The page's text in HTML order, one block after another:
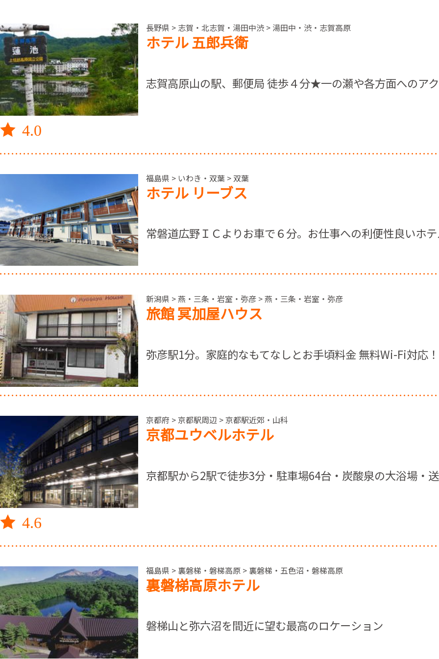
4.0
長野県 > 志賀・北志賀・湯田中渋 > 湯田中・渋・志賀高原
ホテル 五郎兵衛
志賀高原山の駅、郵便局 徒歩４分★一の瀬や各方面へのア
福島県 > いわき・双葉 > 双葉
ホテル リーブス
常磐道広野ＩＣよりお車で６分。お仕事への利便性良いホ
新潟県 > 燕・三条・岩室・弥彦 > 燕・三条・岩室・弥彦
旅館 冥加屋ハウス
弥彦駅1分。家庭的なもてなしとお手頃料金 無料Wi-Fi対応！
4.6
京都府 > 京都駅周辺 > 京都駅近郊・山科
京都ユウベルホテル
京都駅から2駅で徒歩3分・駐車場64台・炭酸泉の大浴場・
福島県 > 裏磐梯・磐梯高原 > 裏磐梯・五色沼・磐梯高原
裏磐梯高原ホテル
磐梯山と弥六沼を間近に望む最高のロケーション